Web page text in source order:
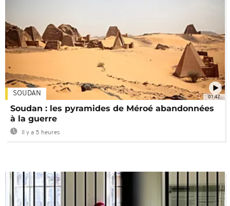
01:47
SOUDAN
Soudan : les pyramides de Méroé abandonnées
à la guerre
Il y a 5 heures